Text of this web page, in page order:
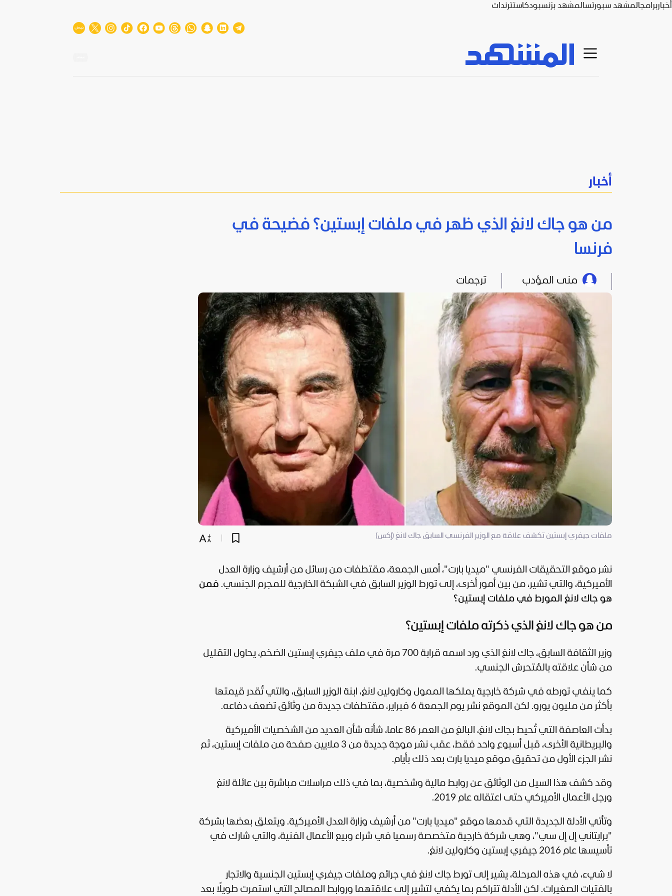
أخباربرامجالمشهد سبورتسالمشهد بزنسبودكاستترندات
أخبار
من هو جاك لانغ الذي ظهر في ملفات إبستين؟ فضيحة في
فرنسا
منى المؤدب ترجمات
ملفات جيفري إبستين تكشف علاقة مع الوزير الفرنسي السابق جاك لانغ (إكس)
نشر موقع التحقيقات الفرنسي "ميديا بارت"، أمس الجمعة، مقتطفات من رسائل من أرشيف وزارة العدل
الأميركية، والتي تشير، من بين أمور أخرى، إلى تورط الوزير السابق في الشبكة الخارجية للمجرم الجنسي. فمن
هو جاك لانغ المورط في ملفات إبستين؟
من هو جاك لانغ الذي ذكرته ملفات إبستين؟
وزير الثقافة السابق، جاك لانغ الذي ورد اسمه قرابة 700 مرة في ملف جيفري إبستين الضخم، يحاول التقليل
من شأن علاقته بالمُتحرش الجنسي.
كما ينفي تورطه في شركة خارجية يملكها الممول وكارولين لانغ، ابنة الوزير السابق، والتي تُقدر قيمتها
بأكثر من مليون يورو. لكن الموقع نشر يوم الجمعة 6 فبراير، مقتطفات جديدة من وثائق تضعف دفاعه.
بدأت العاصفة التي تُحيط بجاك لانغ، البالغ من العمر 86 عاما، شأنه شأن العديد من الشخصيات الأميركية
والبريطانية الأخرى، قبل أسبوع واحد فقط، عقب نشر موجة جديدة من 3 ملايين صفحة من ملفات إبستين، ثم
نشر الجزء الأول من تحقيق موقع ميديا بارت بعد ذلك بأيام.
وقد كشف هذا السيل من الوثائق عن روابط مالية وشخصية، بما في ذلك مراسلات مباشرة بين عائلة لانغ
ورجل الأعمال الأميركي حتى اعتقاله عام 2019.
وتأتي الأدلة الجديدة التي قدمها موقع "ميديا بارت" من أرشيف وزارة العدل الأميركية. ويتعلق بعضها بشركة
"برايتاني إل إل سي"، وهي شركة خارجية متخصصة رسميا في شراء وبيع الأعمال الفنية، والتي شارك في
تأسيسها عام 2016 جيفري إبستين وكارولين لانغ.
لا شيء، في هذه المرحلة، يشير إلى تورط جاك لانغ في جرائم وملفات جيفري إبستين الجنسية والاتجار
بالفتيات الصغيرات. لكن الأدلة تتراكم بما يكفي لتشير إلى علاقتهما وروابط المصالح التي استمرت طويلًا بعد